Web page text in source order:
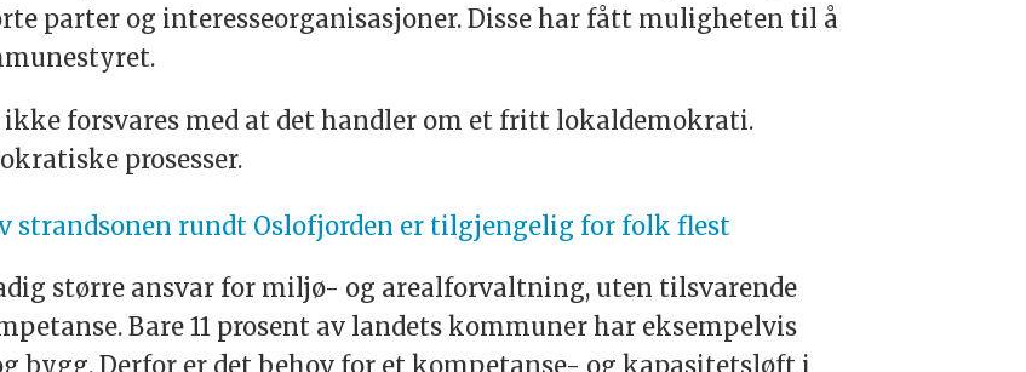
parter og interesseorganisasjoner. Disse har fått muligheten til å
forsvares med at det handler om et fritt lokaldemokrati.
prosesser.
strandsonen rundt Oslofjorden er tilgjengelig for folk flest
større ansvar for miljø- og arealforvaltning, uten tilsvarende
Bare 11 prosent av landets kommuner har eksempelvis
bygg. Derfor er det behov for et kompetanse- og kapasitetsløft i